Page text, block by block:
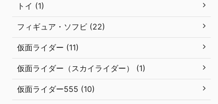
トイ (1)
フィギュア・ソフビ (22)
仮面ライダー (11)
仮面ライダー（スカイライダー） (1)
仮面ライダー555 (10)